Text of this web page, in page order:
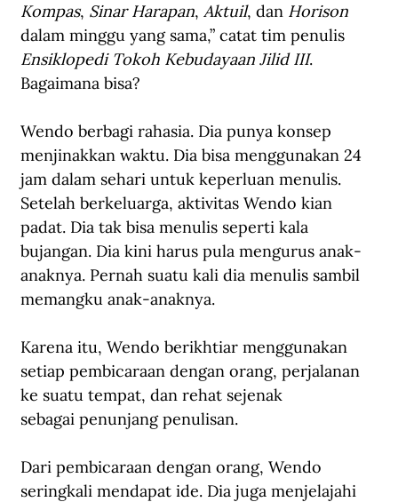
Kompas, Sinar Harapan, Aktuil, dan Horison
dalam minggu yang sama,” catat tim penulis
Ensiklopedi Tokoh Kebudayaan Jilid III.
Bagaimana bisa?
Wendo berbagi rahasia. Dia punya konsep
menjinakkan waktu. Dia bisa menggunakan 24
jam dalam sehari untuk keperluan menulis.
Setelah berkeluarga, aktivitas Wendo kian
padat. Dia tak bisa menulis seperti kala
bujangan. Dia kini harus pula mengurus anak-
anaknya. Pernah suatu kali dia menulis sambil
memangku anak-anaknya.
Karena itu, Wendo berikhtiar menggunakan
setiap pembicaraan dengan orang, perjalanan
ke suatu tempat, dan rehat sejenak
sebagai penunjang penulisan.
Dari pembicaraan dengan orang, Wendo
seringkali mendapat ide. Dia juga menjelajahi